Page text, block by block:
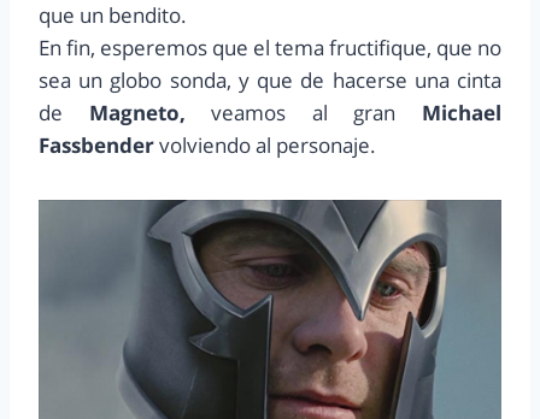
que un bendito.
En fin, esperemos que el tema fructifique, que no
sea un globo sonda, y que de hacerse una cinta
de Magneto, veamos al gran Michael
Fassbendervolviendo al personaje.